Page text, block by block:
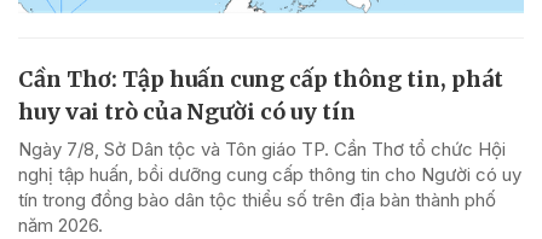
Cần Thơ: Tập huấn cung cấp thông tin, phát
huy vai trò của Người có uy tín
Ngày 7/8, Sở Dân tộc và Tôn giáo TP. Cần Thơ tổ chức Hội
nghị tập huấn, bồi dưỡng cung cấp thông tin cho Người có uy
tín trong đồng bào dân tộc thiểu số trên địa bàn thành phố
năm 2026.